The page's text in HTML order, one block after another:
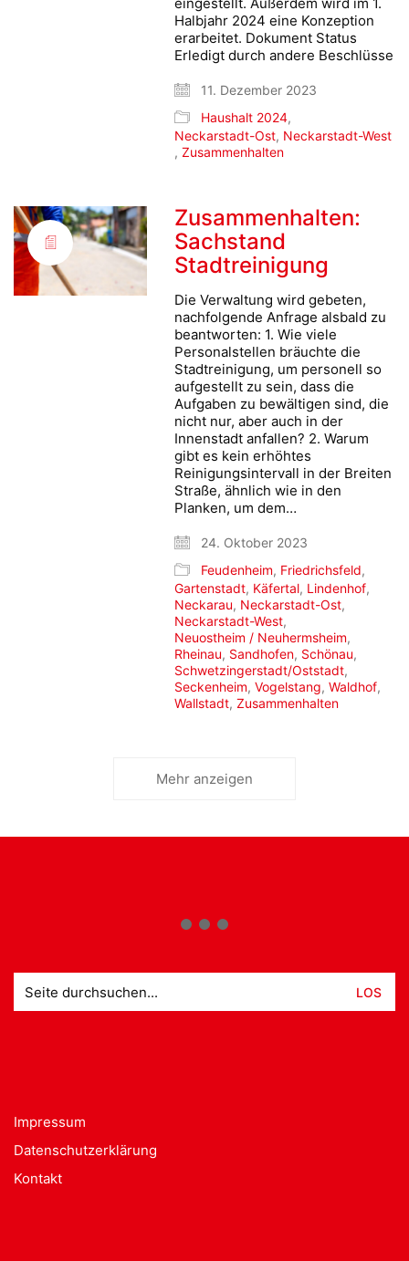
Halbjahr 2024 eine Konzeption
erarbeitet. Dokument Status
Erledigt durch andere Beschlüsse
11. Dezember 2023
Haushalt 2024,
Neckarstadt-Ost, Neckarstadt-West
,Zusammenhalten
Zusammenhalten:
Sachstand
Stadtreinigung
Die Verwaltung wird gebeten,
nachfolgende Anfrage alsbald zu
beantworten: 1. Wie viele
Personalstellen bräuchte die
Stadtreinigung, um personell so
aufgestellt zu sein, dass die
Aufgaben zu bewältigen sind, die
nicht nur, aber auch in der
Innenstadt anfallen? 2. Warum
gibt es kein erhöhtes
Reinigungsintervall in der Breiten
Straße, ähnlich wie in den
Planken, um dem…
24. Oktober 2023
Feudenheim, Friedrichsfeld,
Gartenstadt, Käfertal, Lindenhof,
Neckarau, Neckarstadt-Ost,
Neckarstadt-West,
Neuostheim / Neuhermsheim,
Rheinau, Sandhofen, Schönau,
Schwetzingerstadt/Oststadt,
Seckenheim,Vogelstang,Waldhof,
Wallstadt,Zusammenhalten
Mehr anzeigen
nach:
Impressum
Datenschutzerklärung
Kontakt